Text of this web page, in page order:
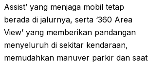
Assist’ yang menjaga mobil tetap
berada di jalurnya, serta ‘360 Area
View’ yang memberikan pandangan
menyeluruh di sekitar kendaraan,
memudahkan manuver parkir dan saat